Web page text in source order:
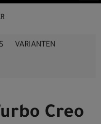
VARIANTEN
Creo